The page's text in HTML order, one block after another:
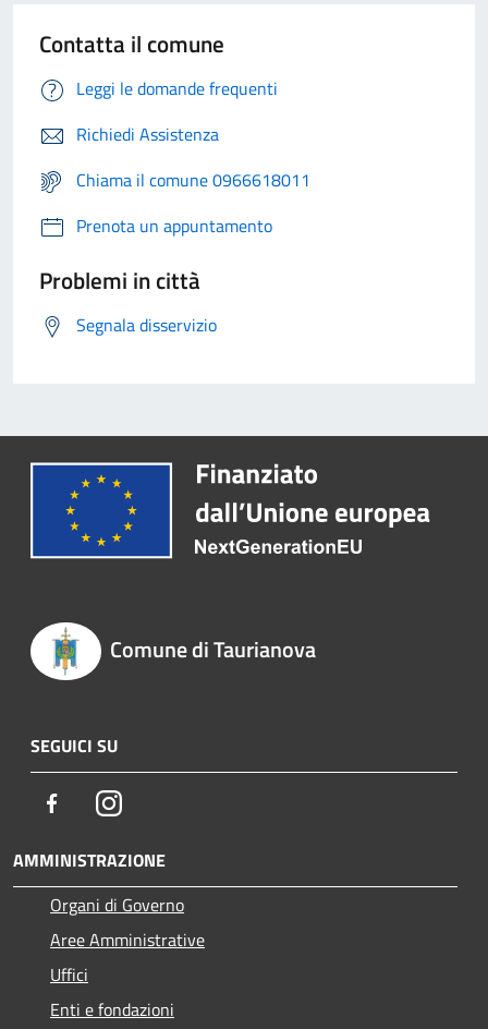
Contatta il comune
Leggi le domande frequenti
Richiedi Assistenza
Chiama il comune 0966618011
Prenota un appuntamento
Problemi in città
Segnala disservizio
Comune di Taurianova
SEGUICI SU
FacebookInstagram
AMMINISTRAZIONE
Organi di Governo
Aree Amministrative
Uffici
Enti e fondazioni